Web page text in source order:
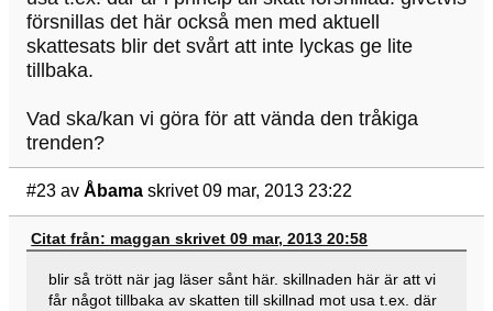
försnillas det här också men med aktuell
skattesats blir det svårt att inte lyckas ge lite
tillbaka.
Vad ska/kan vi göra för att vända den tråkiga
trenden?
#23 av Åbama skrivet 09 mar, 2013 23:22
Citat från: maggan skrivet 09 mar, 2013 20:58
blir så trött när jag läser sånt här. skillnaden här är att vi
får något tillbaka av skatten till skillnad mot usa t.ex. där